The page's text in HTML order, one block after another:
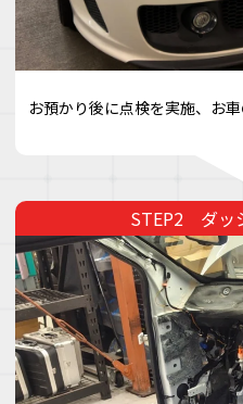
お預かり後に点検を実施、お
ダッ